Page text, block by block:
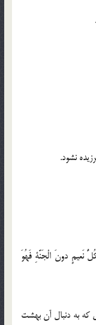
نشود.
نَعيمٍ دونَ الْجَنَّةِ فَهُوَ
به دنبال آن بهشت